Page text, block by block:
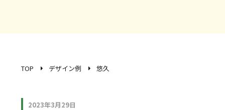
TOP デザイン例 悠久
2023年3月29日